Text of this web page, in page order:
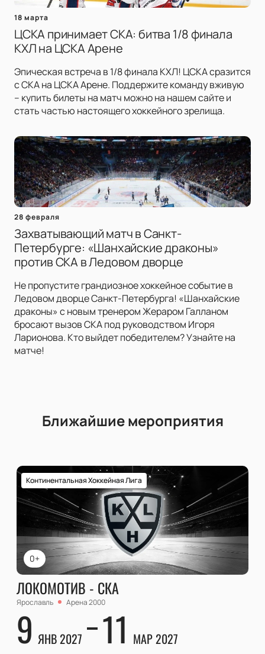
18 марта
ЦСКА принимает СКА: битва 1/8 финала
КХЛ на ЦСКА Арене
Эпическая встреча в 1/8 финала КХЛ! ЦСКА сразится
с СКА на ЦСКА Арене. Поддержите команду вживую
– купить билеты на матч можно на нашем сайте и
стать частью настоящего хоккейного зрелища.
28 февраля
Захватывающий матч в Санкт-
Петербурге: «Шанхайские драконы»
против СКА в Ледовом дворце
Не пропустите грандиозное хоккейное событие в
Ледовом дворце Санкт-Петербурга! «Шанхайские
драконы» с новым тренером Жераром Галланом
бросают вызов СКА под руководством Игоря
Ларионова. Кто выйдет победителем? Узнайте на
матче!
Ближайшие мероприятия
0+
Континентальная Хоккейная Лига
ЛОКОМОТИВ - СКА
Ярославль Арена 2000
9 ЯНВ 2027 11 МАР 2027